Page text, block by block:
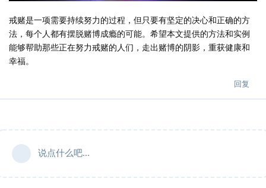
戒赌是一项需要持续努力的过程，但只要有坚定的决心和正确的方
法，每个人都有摆脱赌博成瘾的可能。希望本文提供的方法和实例
能够帮助那些正在努力戒赌的人们，走出赌博的阴影，重获健康和
幸福。
回复
说点什么吧...